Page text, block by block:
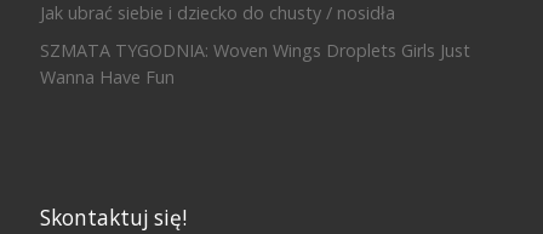
Jak ubrać siebie i dziecko do chusty / nosidła
SZMATA TYGODNIA: Woven Wings Droplets Girls Just
Wanna Have Fun
Skontaktuj się!